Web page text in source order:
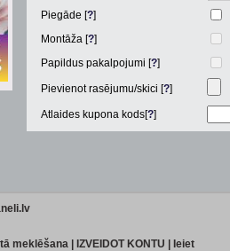
Piegāde [?]
Montāža [?]
Papildus pakalpojumi [?]
Pievienot rasējumu/skici [?]
Atlaides kupona kods[?]
meklēšana| IZVEIDOT KONTU Ieiet